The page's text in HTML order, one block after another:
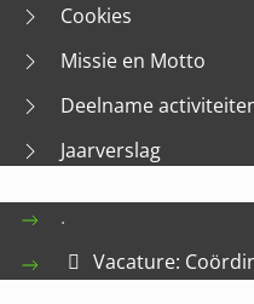
Cookies
Missie en Motto
Deelname
Jaarverslag
.
Vacature: